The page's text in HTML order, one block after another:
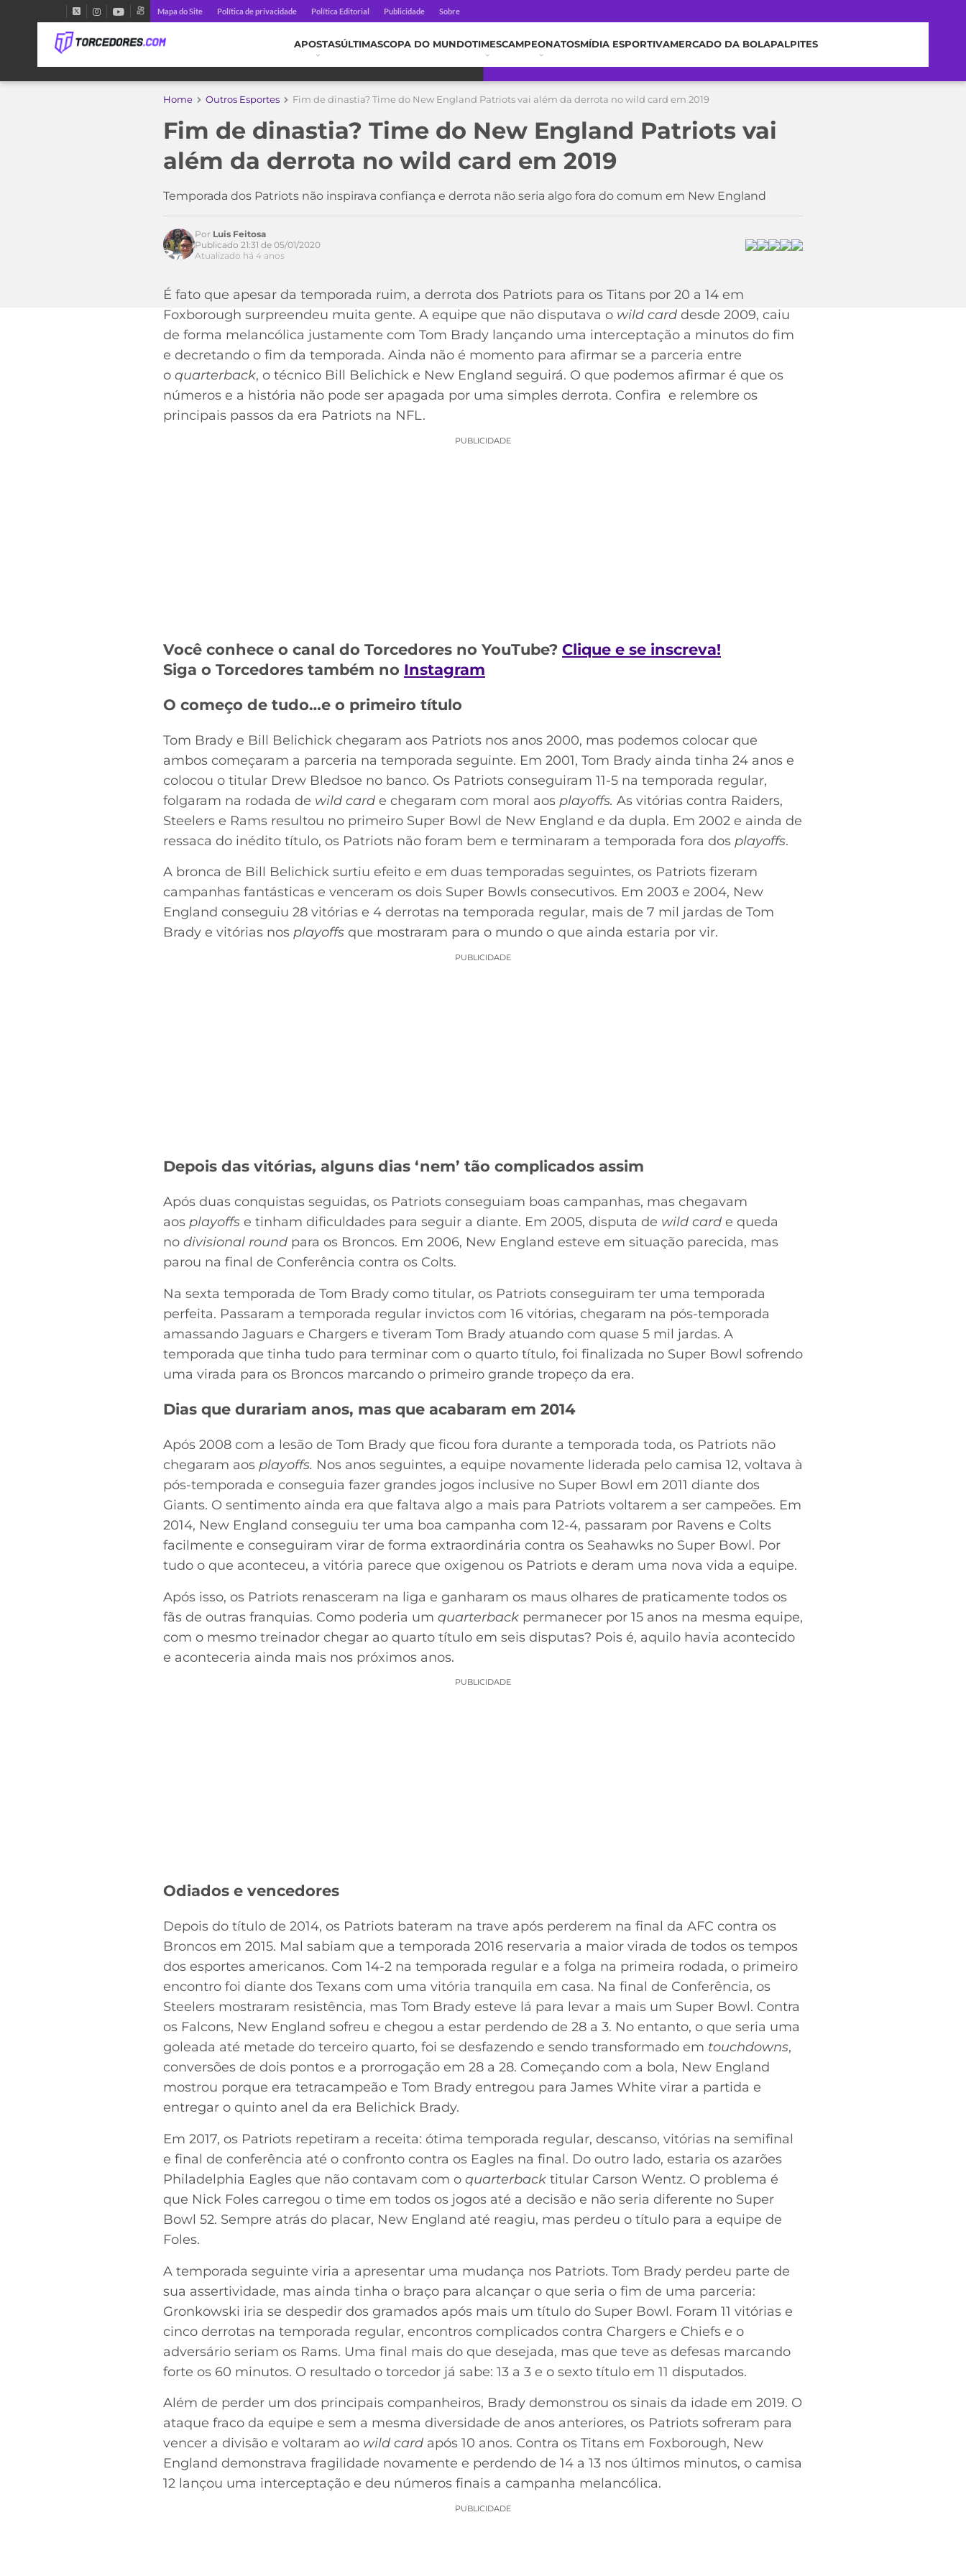
Mapa do Site Política de privacidade Política Editorial Publicidade Sobre
APOSTASÚLTIMASCOPA DO MUNDOTIMESCAMPEONATOSMÍDIA ESPORTIVAMERCADO DA BOLAPALPITES
Home Outros Esportes Fim de dinastia? Time do New England Patriots vai além da derrota no wild card em 2019
Fim de dinastia? Time do New England Patriots vai
além da derrota no wild card em 2019
Temporada dos Patriots não inspirava confiança e derrota não seria algo fora do comum em New England
Por Luis Feitosa
Publicado 21:31 de 05/01/2020
Atualizado há 4 anos
É fato que apesar da temporada ruim, a derrota dos Patriots para os Titans por 20 a 14 em
Foxborough surpreendeu muita gente. A equipe que não disputava o wild card desde 2009, caiu
de forma melancólica justamente com Tom Brady lançando uma interceptação a minutos do fim
e decretando o fim da temporada. Ainda não é momento para afirmar se a parceria entre
o quarterback, o técnico Bill Belichick e New England seguirá. O que podemos afirmar é que os
números e a história não pode ser apagada por uma simples derrota. Confira e relembre os
principais passos da era Patriots na NFL.
PUBLICIDADE
Você conhece o canal do Torcedores no YouTube? Clique e se inscreva!
Siga o Torcedores também no Instagram
O começo de tudo…e o primeiro título
Tom Brady e Bill Belichick chegaram aos Patriots nos anos 2000, mas podemos colocar que
ambos começaram a parceria na temporada seguinte. Em 2001, Tom Brady ainda tinha 24 anos e
colocou o titular Drew Bledsoe no banco. Os Patriots conseguiram 11-5 na temporada regular,
folgaram na rodada de wild card e chegaram com moral aos playoffs. As vitórias contra Raiders,
Steelers e Rams resultou no primeiro Super Bowl de New England e da dupla. Em 2002 e ainda de
ressaca do inédito título, os Patriots não foram bem e terminaram a temporada fora dos playoffs.
A bronca de Bill Belichick surtiu efeito e em duas temporadas seguintes, os Patriots fizeram
campanhas fantásticas e venceram os dois Super Bowls consecutivos. Em 2003 e 2004, New
England conseguiu 28 vitórias e 4 derrotas na temporada regular, mais de 7 mil jardas de Tom
Brady e vitórias nos playoffs que mostraram para o mundo o que ainda estaria por vir.
PUBLICIDADE
Depois das vitórias, alguns dias ‘nem’ tão complicados assim
Após duas conquistas seguidas, os Patriots conseguiam boas campanhas, mas chegavam
aos playoffs e tinham dificuldades para seguir a diante. Em 2005, disputa de wild card e queda
no divisional round para os Broncos. Em 2006, New England esteve em situação parecida, mas
parou na final de Conferência contra os Colts.
Na sexta temporada de Tom Brady como titular, os Patriots conseguiram ter uma temporada
perfeita. Passaram a temporada regular invictos com 16 vitórias, chegaram na pós-temporada
amassando Jaguars e Chargers e tiveram Tom Brady atuando com quase 5 mil jardas. A
temporada que tinha tudo para terminar com o quarto título, foi finalizada no Super Bowl sofrendo
uma virada para os Broncos marcando o primeiro grande tropeço da era.
Dias que durariam anos, mas que acabaram em 2014
Após 2008 com a lesão de Tom Brady que ficou fora durante a temporada toda, os Patriots não
chegaram aos playoffs. Nos anos seguintes, a equipe novamente liderada pelo camisa 12, voltava à
pós-temporada e conseguia fazer grandes jogos inclusive no Super Bowl em 2011 diante dos
Giants. O sentimento ainda era que faltava algo a mais para Patriots voltarem a ser campeões. Em
2014, New England conseguiu ter uma boa campanha com 12-4, passaram por Ravens e Colts
facilmente e conseguiram virar de forma extraordinária contra os Seahawks no Super Bowl. Por
tudo o que aconteceu, a vitória parece que oxigenou os Patriots e deram uma nova vida a equipe.
Após isso, os Patriots renasceram na liga e ganharam os maus olhares de praticamente todos os
fãs de outras franquias. Como poderia um quarterback permanecer por 15 anos na mesma equipe,
com o mesmo treinador chegar ao quarto título em seis disputas? Pois é, aquilo havia acontecido
e aconteceria ainda mais nos próximos anos.
PUBLICIDADE
Odiados e vencedores
Depois do título de 2014, os Patriots bateram na trave após perderem na final da AFC contra os
Broncos em 2015. Mal sabiam que a temporada 2016 reservaria a maior virada de todos os tempos
dos esportes americanos. Com 14-2 na temporada regular e a folga na primeira rodada, o primeiro
encontro foi diante dos Texans com uma vitória tranquila em casa. Na final de Conferência, os
Steelers mostraram resistência, mas Tom Brady esteve lá para levar a mais um Super Bowl. Contra
os Falcons, New England sofreu e chegou a estar perdendo de 28 a 3. No entanto, o que seria uma
goleada até metade do terceiro quarto, foi se desfazendo e sendo transformado em touchdowns,
conversões de dois pontos e a prorrogação em 28 a 28. Começando com a bola, New England
mostrou porque era tetracampeão e Tom Brady entregou para James White virar a partida e
entregar o quinto anel da era Belichick Brady.
Em 2017, os Patriots repetiram a receita: ótima temporada regular, descanso, vitórias na semifinal
e final de conferência até o confronto contra os Eagles na final. Do outro lado, estaria os azarões
Philadelphia Eagles que não contavam com o quarterback titular Carson Wentz. O problema é
que Nick Foles carregou o time em todos os jogos até a decisão e não seria diferente no Super
Bowl 52. Sempre atrás do placar, New England até reagiu, mas perdeu o título para a equipe de
Foles.
A temporada seguinte viria a apresentar uma mudança nos Patriots. Tom Brady perdeu parte de
sua assertividade, mas ainda tinha o braço para alcançar o que seria o fim de uma parceria:
Gronkowski iria se despedir dos gramados após mais um título do Super Bowl. Foram 11 vitórias e
cinco derrotas na temporada regular, encontros complicados contra Chargers e Chiefs e o
adversário seriam os Rams. Uma final mais do que desejada, mas que teve as defesas marcando
forte os 60 minutos. O resultado o torcedor já sabe: 13 a 3 e o sexto título em 11 disputados.
Além de perder um dos principais companheiros, Brady demonstrou os sinais da idade em 2019. O
ataque fraco da equipe e sem a mesma diversidade de anos anteriores, os Patriots sofreram para
vencer a divisão e voltaram ao wild card após 10 anos. Contra os Titans em Foxborough, New
England demonstrava fragilidade novamente e perdendo de 14 a 13 nos últimos minutos, o camisa
12 lançou uma interceptação e deu números finais a campanha melancólica.
PUBLICIDADE